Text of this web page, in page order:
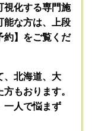
視化する専門施
能な方は、上段
約】をご覧くだ
、北海道、大
もおります。
一人で悩まず